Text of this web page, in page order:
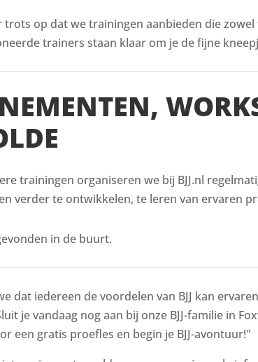
trots op dat we trainingen aanbieden die
trainers staan klaar om je de fijne
trainingen organiseren we bij BJJ.nl
verder te ontwikkelen, te leren van ervaren
in de buurt.
dat iedereen de voordelen van BJJ kan
je vandaag nog aan bij onze BJJ-familie in
een gratis proefles en begin je BJJ-avontuur!"